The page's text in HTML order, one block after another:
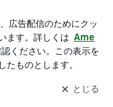
を受け取りまし
開く